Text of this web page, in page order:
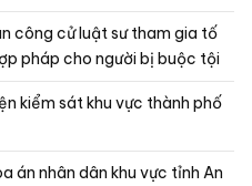
công cử luật sư tham gia tố
pháp cho người bị buộc tội
kiểm sát khu vực thành phố
dân khu vực tỉnh An